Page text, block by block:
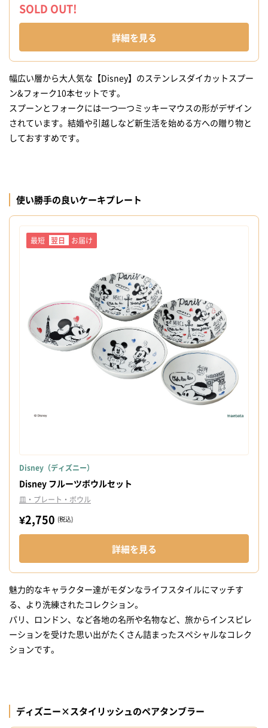
SOLD OUT!
詳細を見る
幅広い層から大人気な【Disney】のステンレスダイカットスプー
ン&フォーク10本セットです。
スプーンとフォークには一つ一つミッキーマウスの形がデザイン
されています。結婚や引越しなど新生活を始める方への贈り物と
しておすすめです。
使い勝手の良いケーキプレート
最短 翌日 お届け
Disney（ディズニー）
Disney フルーツボウルセット
皿・プレート・ボウル
¥2,750 (税込)
詳細を見る
魅力的なキャラクター達がモダンなライフスタイルにマッチす
る、より洗練されたコレクション。
パリ、ロンドン、など各地の名所や名物など、旅からインスピレ
ーションを受けた思い出がたくさん詰まったスペシャルなコレク
ションです。
ディズニー×スタイリッシュのペアタンブラー